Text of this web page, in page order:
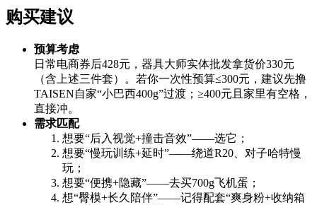
购买建议
预算考虑
日常电商券后428元，器具大师实体批发拿货价330元
（含上述三件套）。若你一次性预算≤300元，建议先撸
TAISEN自家“小巴西400g”过渡；≥400元且家里有空格，
直接冲。
需求匹配
想要“后入视觉+撞击音效”——选它；
想要“慢玩训练+延时”——绕道R20、对子哈特慢
玩；
想要“便携+隐藏”——去买700g飞机蛋；
想“臀模+长久陪伴”——记得配套“爽身粉+收纳箱